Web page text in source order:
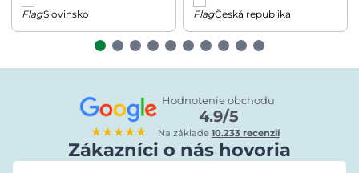
Slovinsko Česká republika
★★★★★
Hodnotenie obchodu
4.9/5
Na základe 10.233 recenzií
Zákazníci o nás hovoria